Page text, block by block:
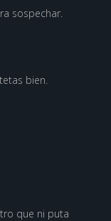
sospechar.
bien.
que ni puta